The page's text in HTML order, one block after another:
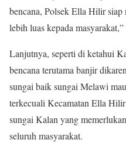
bencana, Polsek Ella Hilir siap
lebih luas kepada
Lanjutnya, seperti di ketahui
bencana terutama banjir
sungai baik sungai Melawi
terkecuali Kecamatan Ella
sungai Kalan yang
seluruh masyarakat.